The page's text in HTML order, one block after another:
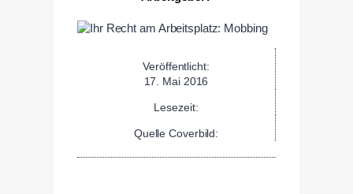
Veröffentlicht:
17. Mai 2016
Lesezeit:
Quelle Coverbild: